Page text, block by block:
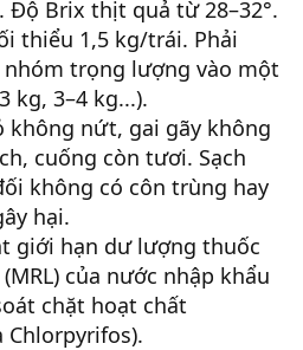
Độ Brix thịt quả từ 28–32°.
thiểu 1,5 kg/trái. Phải
trọng lượng vào một
kg, 3–4 kg...).
không nứt, gai gãy không
cuống còn tươi. Sạch
không có côn trùng hay
hại.
giới hạn dư lượng thuốc
của nước nhập khẩu
chặt hoạt chất
Chlorpyrifos).